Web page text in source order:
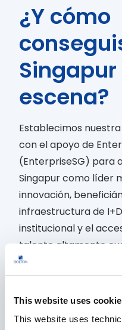
This website uses
This website uses
¿Y cómo
escena?
Establecimos
con el apoyo de
(EnterpriseSG) para
Singapur como líder
innovación,
infraestructura de
institucional y el
talento altamente
renombre mundial y
de investigación